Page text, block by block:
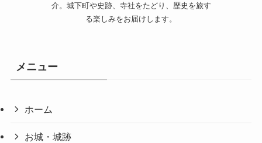
介。城下町や史跡、寺社をたどり、歴史を旅す
る楽しみをお届けします。
メニュー
ホーム
お城・城跡